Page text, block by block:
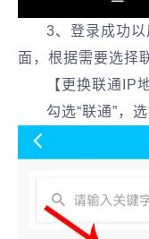
3、登录成功以
面，根据需要选择
【更换联通IP
勾选“联通”，